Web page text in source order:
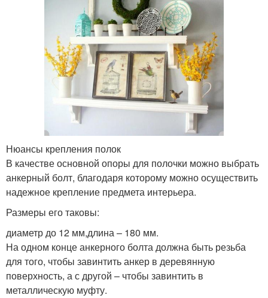
Нюансы крепления полок
В качестве основной опоры для полочки можно выбрать
анкерный болт, благодаря которому можно осуществить
надежное крепление предмета интерьера.
Размеры его таковы:
диаметр до 12 мм,длина – 180 мм.
На одном конце анкерного болта должна быть резьба
для того, чтобы завинтить анкер в деревянную
поверхность, а с другой – чтобы завинтить в
металлическую муфту.